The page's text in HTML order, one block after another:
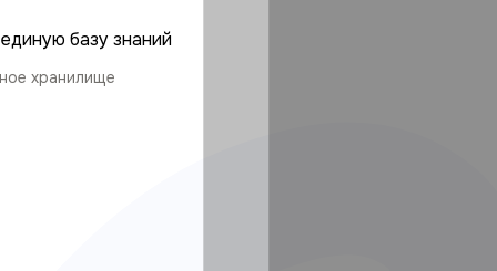
базу знаний
хранилище